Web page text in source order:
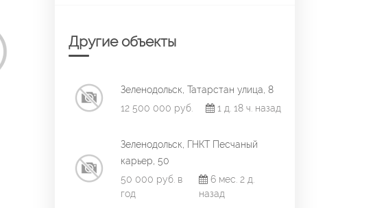
Другие объекты
Зеленодольск, Татарстан улица, 8
12 500 000 руб.
1 д. 18 ч. назад
Зеленодольск, ГНКТ Песчаный
карьер, 50
50 000 руб. в
год
6 мес. 2 д.
назад